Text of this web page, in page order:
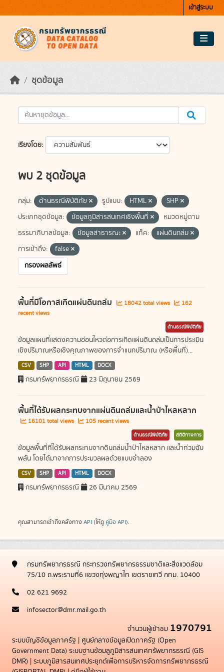
เข้าสู่ระบบ
ชุดข้อมูล
เรียงโดย
พบ 2 ชุดข้อมูล
กลุ่ม: ด้านธรณีพิบัติภัย รูปแบบ: HTML
SHP
ประเภทชุดข้อมูล:
ข้อมูลภูมิสารสนเทศเชิงพื้นที่
หมวดหมู่ตาม
ธรรมาภิบาลข้อมูล:
ข้อมูลสาธารณะ แท็ค:
แผ่นดินถล่ม
การเข้าถึง:
false
กรองผลลัพธ์
พื้นที่มีโอกาสเกิดแผ่นดินถล่ม 18042 total views
162
recent views
ด้านธรณีพิบัติภัย
ข้อมูลแผนที่แสดงความอ่อนไหวต่อการเกิดแผ่นดินถล่มเป็นการประเมิน
เชิงปริมาณหรือเชิงคุณภาพของการจำแนกปริมาณ (หรือพื้นที่)...
CSV SHP API HTML DOCX
กรมทรัพยากรธรณี 23 มิถุนายน 2569
พื้นที่ได้รับผลกระทบจากแผ่นดินถล่มและน้ำป่าไหลหลาก
16101 total views 105 recent views
ด้านธรณีพิบัติภัย สถิติทางการ
ข้อมูลพื้นที่ที่ได้รับผลกระทบจากดินถล่มน้ำป่าไหลหลาก และน้ำท่วมฉับ
พลัน โดยได้มาจากการประมวลผลด้วยแบบจำลอง
CSV SHP API HTML DOCX
กรมทรัพยากรธรณี 26 มีนาคม 2569
คุณสามารถเข้าถึงคลังทาง API (ให้ดู คู่มือ API).
กรมทรัพยากรธรณี กระทรวงทรัพยากรธรรมชาติและสิ่งแวดล้อม
75/10 ถ.พระรามที่6 แขวงทุ่งพญาไท เขตราชเทวี กทม. 10400
02 621 9692
infosector@dmr.mail.go.th
จำนวนผู้เข้าชม 1970791
ระบบบัญชีข้อมูลภาครัฐ | ศูนย์กลางข้อมูลเปิดภาครัฐ (Open
Government Data) ระบบฐานข้อมลูภูมิสารสนเทศทรัพยากรธรณี (GIS
DMR) | ระบบภูมิสารสนเทศประยุกต์เพื่อการบริหารจัดการทรัพยากรธรณี